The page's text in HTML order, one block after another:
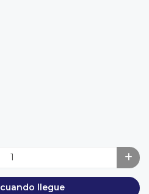
llegue